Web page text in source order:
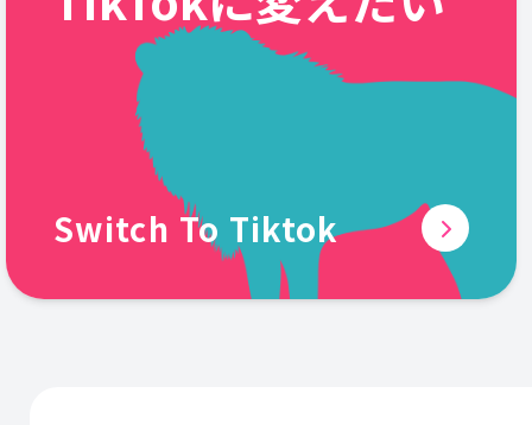
Switch To Tiktok